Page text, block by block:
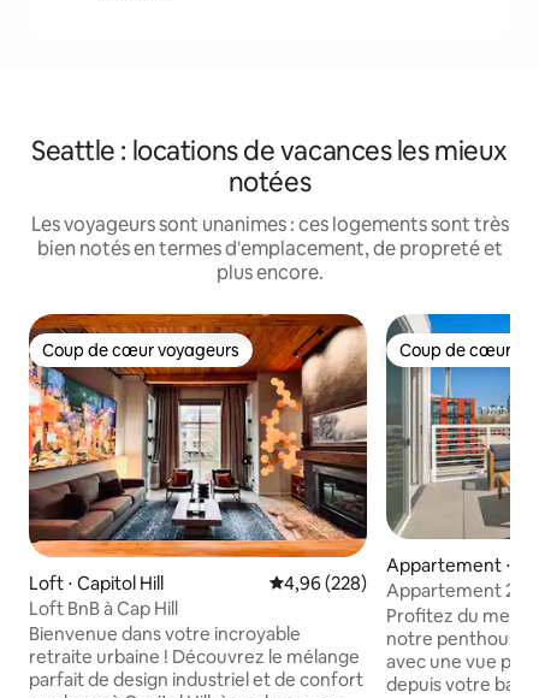
Seattle : locations de vacances les mieux
notées
Les voyageurs sont unanimes : ces logements sont très
bien notés en termes d'emplacement, de propreté et
plus encore.
Coup de cœur voyageurs
Coup de cœur voyageurs
Loft ⋅ Capitol Hill Évaluation moyenne sur la
4,96 (228)
Loft BnB à Cap Hill
Bienvenue dans votre incroyable
retraite urbaine ! Découvrez le mélange
parfait de design industriel et de confort
Coup de cœur
Coup de cœur
Appartement ⋅
e
Appartement 2
panoramique sur
Profitez du
notre penthouse
avec une vue
depuis votre